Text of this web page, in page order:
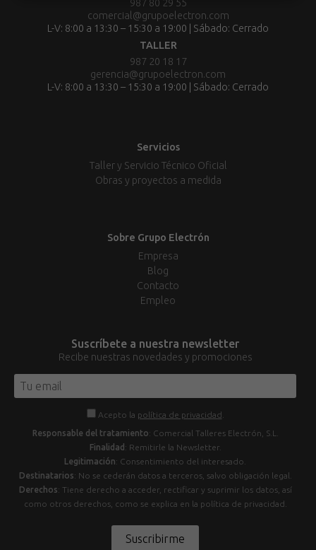
987 80 29 55
comercial@grupoelectron.com
L-V: 8:00 a 13:30 – 15:30 a 19:00 | Sábado: Cerrado
TALLER
987 20 18 17
gerencia@grupoelectron.com
L-V: 8:00 a 13:30 – 15:30 a 19:00 | Sábado: Cerrado
Servicios
Taller y Servicio Técnico Oficial
Obras y proyectos a medida
Sobre Grupo Electrón
Empresa
Blog
Contacto
Empleo
Suscríbete a nuestra newsletter
Recibe nuestras novedades y promociones
Acepto la política de privacidad
Responsable del tratamiento: Comercial Talleres Electrón, S.L.
Finalidad : Remitirle la Newsletter.
Legitimación: Consentimiento del interesado.
Destinatarios: No se cederán datos a terceros, salvo obligación legal.
Derechos: Tiene derecho a acceder, rectificar y suprimir los datos, así
como otros derechos, como se explica en la política de privacidad.
Suscribirme